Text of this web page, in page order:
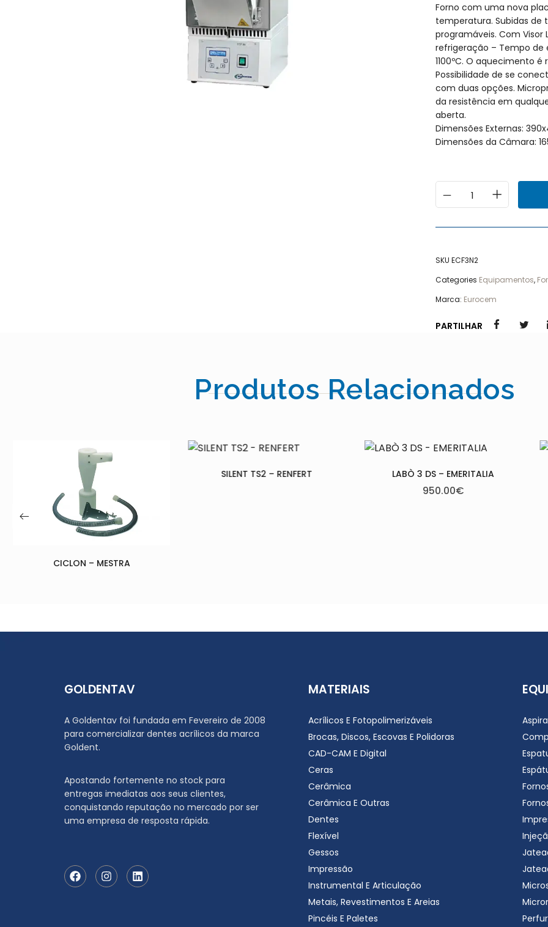
Forno com uma nova
temperatura. Subidas
programáveis. Com Visor
refrigeração – Tempo de
1100ºC. O aquecimento
Possibilidade de se
com duas opções.
da resistência em
aberta.
Dimensões
Dimensões da
SKU ECF3N2
Categories Equipamentos,
Marca: Eurocem
PARTILHAR
Produtos Relacionados
SILENT TS2 – RENFERT LABÒ 3 DS – EMERITALIA LABÒ BRUSHLESS – EMERITALIA
1,495.00
GOLDENTAV
A Goldentav foi fundada em Fevereiro de 2008
para comercializar dentes acrílicos da marca
Goldent.
Apostando fortemente no stock para
entregas imediatas aos seus clientes,
conquistando reputação no mercado por ser
uma empresa de resposta rápida.
MATERIAIS
Acrílicos E Fotopolimerizáveis
Brocas, Discos, Escovas E Polidoras
CAD-CAM E Digital
Ceras
Cerâmica
Cerâmica E Outras
Dentes
Flexível
Gessos
Impressão
Instrumental E Articulação
Metais, Revestimentos E Areias
Pincéis E Paletes